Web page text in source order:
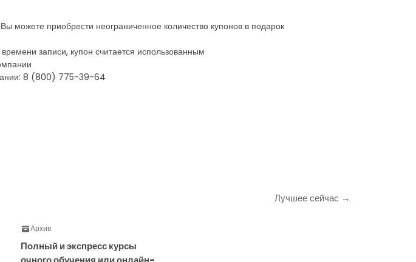
можете приобрести неограниченное количество купонов в подарок
записи, купон считается использованным
8 (800) 775-39-64
Лучшее сейчас →
Архив
Полный и экспресс курсы